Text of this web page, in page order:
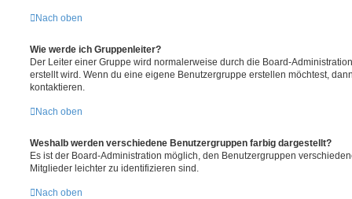
Nach oben
Wie werde ich Gruppenleiter?
Der Leiter einer Gruppe wird normalerweise durch die Board-
erstellt wird. Wenn du eine eigene Benutzergruppe erstellen möchtest,
kontaktieren.
Nach oben
Weshalb werden verschiedene Benutzergruppen farbig dargestellt?
Es ist der Board-Administration möglich, den Benutzergruppen
Mitglieder leichter zu identifizieren sind.
Nach oben